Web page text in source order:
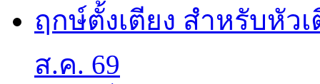
ฤกษ์ตั้งเตียง สำหรับหัว
ส.ค. 69